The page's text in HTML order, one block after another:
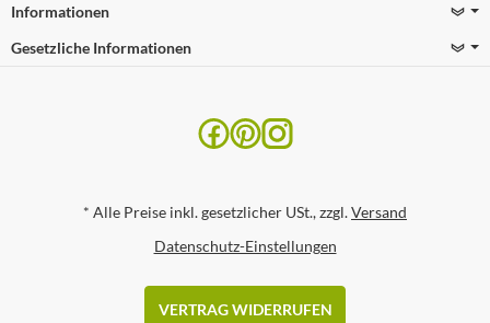
Informationen
Gesetzliche Informationen
* Alle Preise inkl. gesetzlicher USt., zzgl.Versand
Datenschutz-Einstellungen
VERTRAG WIDERRUFEN